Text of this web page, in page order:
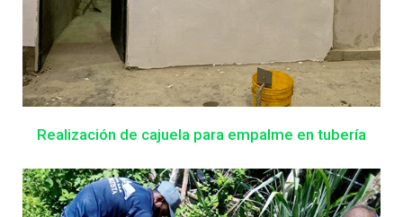
Realización de cajuela para empalme en tubería